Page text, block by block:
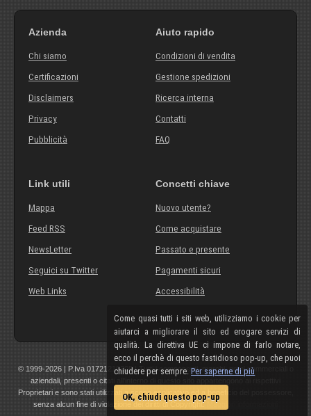
Come quasi tutti i siti web, utilizziamo i cookie per
aiutarci a migliorare il sito ed erogare servizi di
qualità. La direttiva UE ci impone di farlo notare,
ecco il perchè di questo fastidioso pop-up, che puoi
chiudere per sempre.Per saperne di più
OK, chiudi questo pop-up
Azienda
Chi siamo
Certificazioni
Disclaimers
Privacy
Pubblicità
Aiuto rapido
Condizioni di vendita
Gestione spedizioni
Ricerca interna
Contatti
FAQ
Link utili
Mappa
Feed RSS
NewsLetter
Seguici su Twitter
Web Links
Concetti chiave
Nuovo utente?
Come acquistare
Passato e presente
Pagamenti sicuri
Accessibilità
© 1999-2026 | P.Iva 01721210308 | Tutti i componenti, marchi, nomi commerciali o
aziendali, presenti o citati all'interno di questo sito appartengono ai rispettivi
Proprietari e sono stati utilizzati a scopo esplicativo ed a beneficio del possessore,
senza alcun fine di violazione dei diritti di Copyright.
Maggiori informazioni